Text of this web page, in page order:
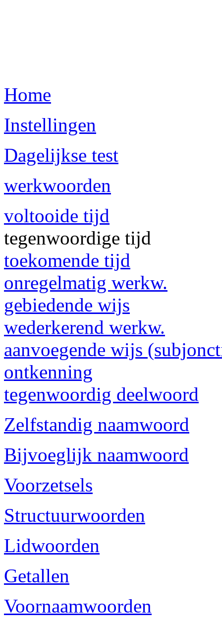
Home
Instellingen
Dagelijkse test
werkwoorden
voltooide tijd
tegenwoordige tijd
toekomende tijd
onregelmatig werkw.
gebiedende wijs
wederkerend werkw.
aanvoegende wijs
ontkenning
tegenwoordig deelwoord
Zelfstandig naamwoord
Bijvoeglijk naamwoord
Voorzetsels
Structuurwoorden
Lidwoorden
Getallen
Voornaamwoorden